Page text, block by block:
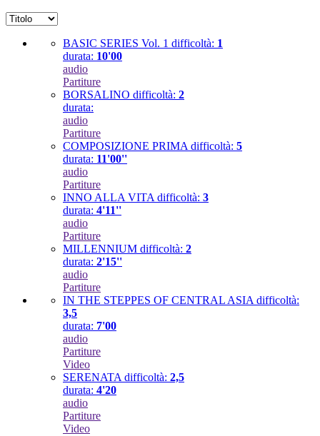
BASIC SERIES Vol. 1 difficoltà: 1
durata: 10'00
audio
Partiture
BORSALINO difficoltà: 2
durata:
audio
Partiture
COMPOSIZIONE PRIMA difficoltà: 5
durata: 11'00''
audio
Partiture
INNO ALLA VITA difficoltà: 3
durata: 4'11''
audio
Partiture
MILLENNIUM difficoltà: 2
durata: 2'15''
audio
Partiture
IN THE STEPPES OF CENTRAL ASIA difficoltà:
3,5
durata: 7'00
audio
Partiture
Video
SERENATA difficoltà: 2,5
durata: 4'20
audio
Partiture
Video